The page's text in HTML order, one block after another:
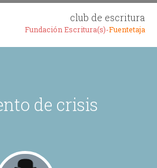
club de escritura
Fundación Escritura(s)-Fuentetaja
de crisis